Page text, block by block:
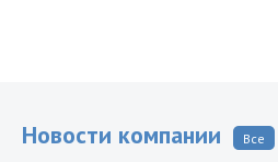
Новости компании Все